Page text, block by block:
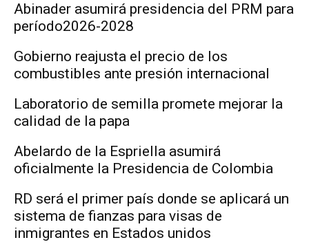
Abinader asumirá presidencia del PRM para
período2026-2028
Gobierno reajusta el precio de los
combustibles ante presión internacional
Laboratorio de semilla promete mejorar la
calidad de la papa
Abelardo de la Espriella asumirá
oficialmente la Presidencia de Colombia
RD será el primer país donde se aplicará un
sistema de fianzas para visas de
inmigrantes en Estados unidos